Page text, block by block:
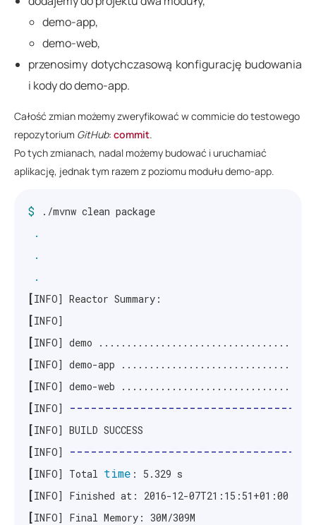
demo-app,
demo-web,
przenosimy dotychczasową konfigurację budowania
i kody do demo-app.
Całość zmian możemy zweryfikować w commicie do testowego
repozytorium GitHub: commit.
Po tych zmianach, nadal możemy budować i uruchamiać
aplikację, jednak tym razem z poziomu modułu demo-app.
$ ./mvnw clean package
.
.
.
[
[
[INFO] demo
[INFO] demo-app
[INFO] demo-web
[INFO]
[
[INFO]
[INFO] Total time
[
[